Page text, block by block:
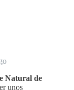
Natural de
unos